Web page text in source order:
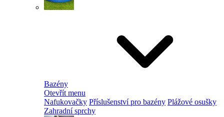
Bazény
Otevřít menu
Nafukovačky Příslušenství pro bazény Plážové osušky
Zahradní sprchy